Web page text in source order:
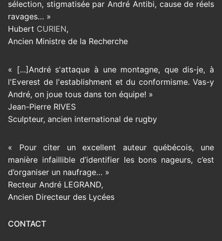
sélection, stigmatisée par André Antibi, cause de réels
ravages… »
Hubert CURIEN,
Ancien Ministre de la Recherche
« [...]André s'attaque à une montagne, que dis-je, à
l'Everest de l'establishment et du conformisme. Vas-y
André, on joue tous dans ton équipe! »
Jean-Pierre RIVES
Sculpteur, ancien international de rugby
« Pour citer un excellent auteur québécois, une
manière infaillible d’identifier les bons nageurs, c’est
d’organiser un naufrage… »
Recteur André LEGRAND,
Ancien Directeur des Lycées
CONTACT